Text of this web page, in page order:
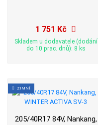
1 751 Kč
Skladem u dodavatele (dodání
do 10 prac. dnů): 8 ks
ZIMNÍ
205/40R17 84V, Nankang,